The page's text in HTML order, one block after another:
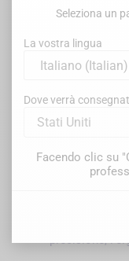
WAM -
Scopri
per
accompagniamo
cura con
precisione,
Seleziona un
La vostra lingua
Dove verrà
Stati Uniti
Facendo clic su